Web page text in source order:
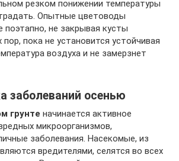
резком понижении температуры
Опытные цветоводы
поэтапно, не закрывая кусты
пока не установится устойчивая
воздуха и не замерзнет
заболеваний осенью
грунте начинается активное
микроорганизмов,
заболевания. Насекомые, из
вредителями, селятся во всех